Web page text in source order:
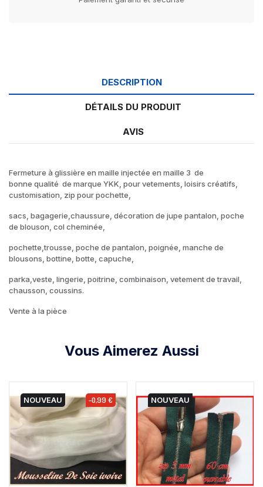
DESCRIPTION
DÉTAILS DU PRODUIT
AVIS
Fermeture à glissière en maille injectée en maille 3 de
bonne qualité de marque YKK, pour vetements, loisirs créatifs,
customisation, zip pour pochette,
sacs, bagagerie,chaussure, décoration de jupe pantalon, poche
de blouson, col cheminée,
pochette,trousse, poche de pantalon, poignée, manche de
blousons, bottine, botte, capuche,
parka,veste, lingerie, poitrine, combinaison, vetement de travail,
chausson, coussins.
Vente à la pièce
Vous Aimerez Aussi
NOUVEAU -0,99 € NOUVEAU